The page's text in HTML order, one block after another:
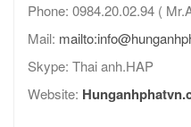
Phone: 0984.20.02.94 (
Mail:
Skype: Thai anh.HAP
Website: